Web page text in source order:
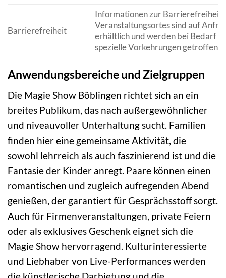
Barrierefreiheit
Informationen zur Barrierefreiheit
Veranstaltungsortes sind auf
erhältlich und werden bei Bedarf
spezielle Vorkehrungen getroffen.
Anwendungsbereiche und Zielgruppen
Die Magie Show Böblingen richtet sich an ein
breites Publikum, das nach außergewöhnlicher
und niveauvoller Unterhaltung sucht. Familien
finden hier eine gemeinsame Aktivität, die
sowohl lehrreich als auch faszinierend ist und die
Fantasie der Kinder anregt. Paare können einen
romantischen und zugleich aufregenden Abend
genießen, der garantiert für Gesprächsstoff sorgt.
Auch für Firmenveranstaltungen, private Feiern
oder als exklusives Geschenk eignet sich die
Magie Show hervorragend. Kulturinteressierte
und Liebhaber von Live-Performances werden